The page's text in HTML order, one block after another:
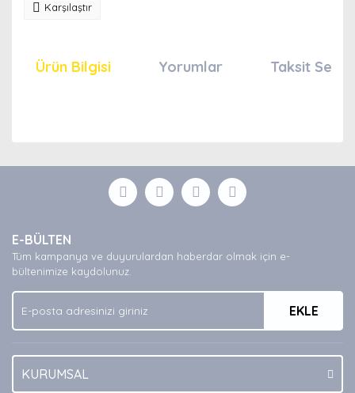
Karşılaştır
Ürün Bilgisi Yorumlar Taksit
Yorum Yaz
formunu kullanarak tarafımıza iletebilirsiniz.
Görüş ve önerileriniz için teşekkür ederiz.
Ürün açıklamasında eksik bilgiler bulunuyor.
Ürün bilgilerinde hatalar bulunuyor.
Ürün fiyatı diğer sitelerden daha pahalı.
Bu ürüne benzer farklı alternatifler olmalı.
E-BÜLTEN
Tüm kampanya ve duyurulardan haberdar olmak için e-
bültenimize kaydolunuz.
EKLE
KURUMSAL